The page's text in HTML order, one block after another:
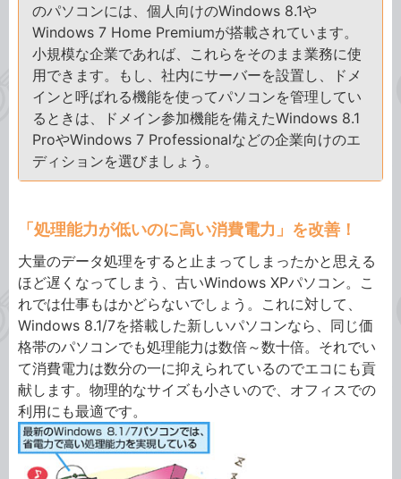
のパソコンには、個人向けのWindows 8.1や
Windows 7 Home Premiumが搭載されています。
小規模な企業であれば、これらをそのまま業務に使
用できます。もし、社内にサーバーを設置し、ドメ
インと呼ばれる機能を使ってパソコンを管理してい
るときは、ドメイン参加機能を備えたWindows 8.1
ProやWindows 7 Professionalなどの企業向けのエ
ディションを選びましょう。
「処理能力が低いのに高い消費電力」を改善！
大量のデータ処理をすると止まってしまったかと思える
ほど遅くなってしまう、古いWindows XPパソコン。こ
れでは仕事もはかどらないでしょう。これに対して、
Windows 8.1/7を搭載した新しいパソコンなら、同じ価
格帯のパソコンでも処理能力は数倍～数十倍。それでい
て消費電力は数分の一に抑えられているのでエコにも貢
献します。物理的なサイズも小さいので、オフィスでの
利用にも最適です。